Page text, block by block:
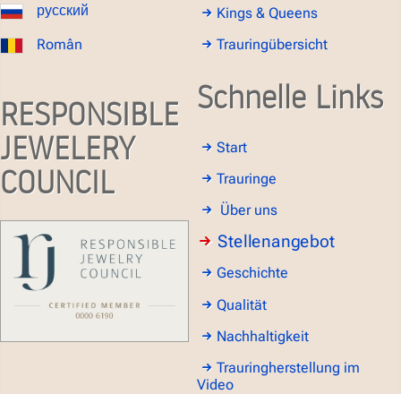
русский
Român
RESPONSIBLE
JEWELERY
COUNCIL
Kings & Queens
Trauringübersicht
Schnelle Links
Start
Trauringe
Über uns
Stellenangebot
Geschichte
Qualität
Nachhaltigkeit
Trauringherstellung im
Video